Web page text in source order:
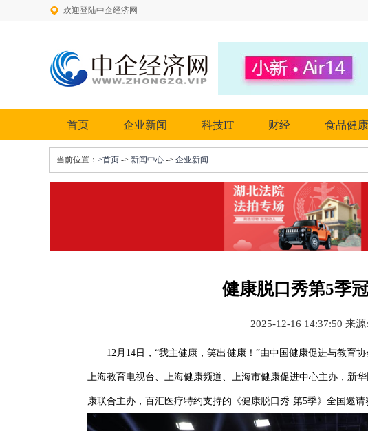
欢迎登陆中企经济网
首页 企业新闻 科技IT 财经 食品健康
当前位置： >首页 -> 新闻中心 -> 企业新闻
健康脱口秀第5季
2025-12-16 14:37:50 来源:
12月14日，“我主健康，笑出健康！”由中国健康促进与教育
上海教育电视台、上海健康频道、上海市健康促进中心主办，新
康联合主办，百汇医疗特约支持的《健康脱口秀·第5季》全国邀